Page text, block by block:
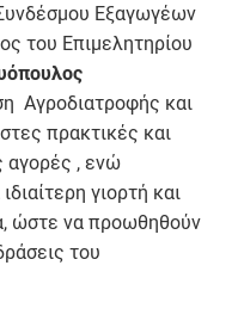
Εξαγωγέων
του Επιμελητηρίου
Αγροδιατροφής και
πρακτικές και
αγορές , ενώ
γιορτή και
ώστε να προωθηθούν
του